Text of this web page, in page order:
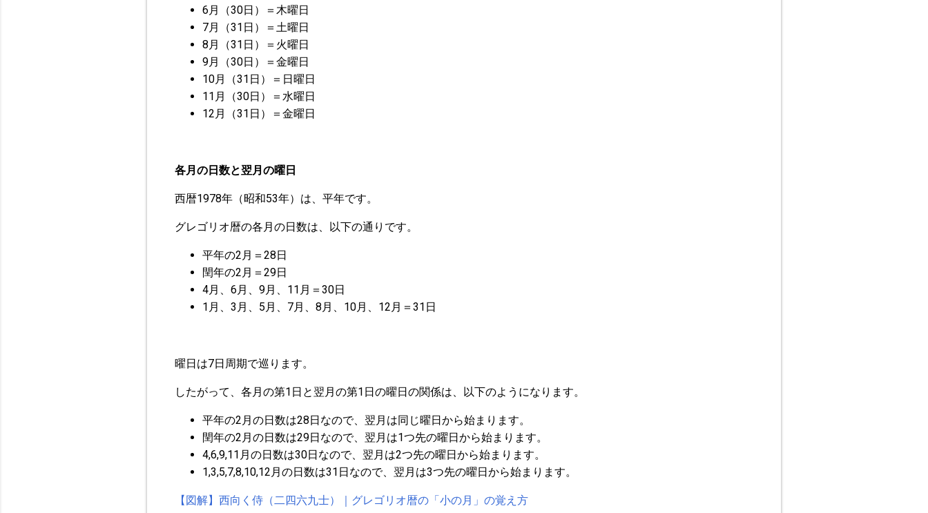
6月（30日）＝木曜日
7月（31日）＝土曜日
8月（31日）＝火曜日
9月（30日）＝金曜日
10月（31日）＝日曜日
11月（30日）＝水曜日
12月（31日）＝金曜日
各月の日数と翌月の曜日
西暦1978年（昭和53年）は、平年です。
グレゴリオ暦の各月の日数は、以下の通りです。
平年の2月＝28日
閏年の2月＝29日
4月、6月、9月、11月＝30日
1月、3月、5月、7月、8月、10月、12月＝31日
曜日は7日周期で巡ります。
したがって、各月の第1日と翌月の第1日の曜日の関係は、以下のようになります。
平年の2月の日数は28日なので、翌月は同じ曜日から始まります。
閏年の2月の日数は29日なので、翌月は1つ先の曜日から始まります。
4,6,9,11月の日数は30日なので、翌月は2つ先の曜日から始まります。
1,3,5,7,8,10,12月の日数は31日なので、翌月は3つ先の曜日から始まります。
【図解】西向く侍（二四六九士）｜グレゴリオ暦の「小の月」の覚え方